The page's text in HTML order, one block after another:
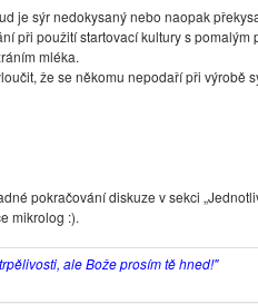
je sýr nedokysaný nebo naopak
při použití startovací kultury s pomalým
mléka.
že se někomu nepodaří při výrobě
pokračování diskuze v sekci
mikrolog :).
ale Bože prosím tě hned!"